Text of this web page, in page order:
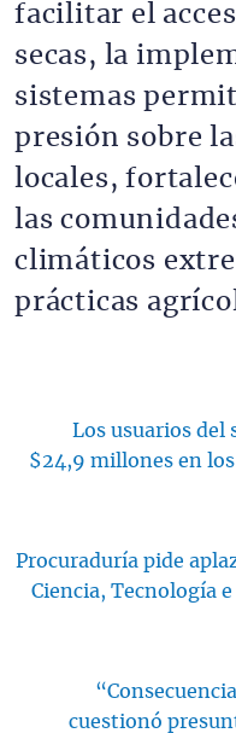
facilitar el
secas, la
sistemas
presión sobre
locales,
las
climáticos
prácticas
Los usuarios del
$24,9 millones en
Procuraduría pide
Ciencia, Tecnología
cuestionó